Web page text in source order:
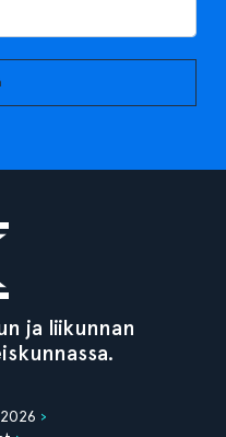
ja liikunnan